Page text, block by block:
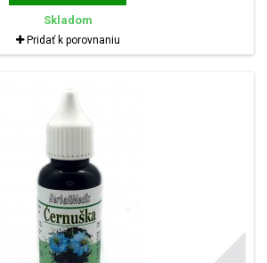
Skladom
Pridať k porovnaniu